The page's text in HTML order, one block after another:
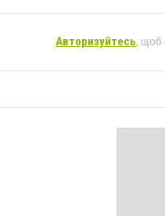
Авторизуйтесь, щоб